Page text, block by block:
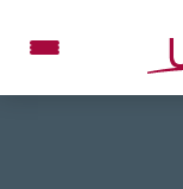
contenido